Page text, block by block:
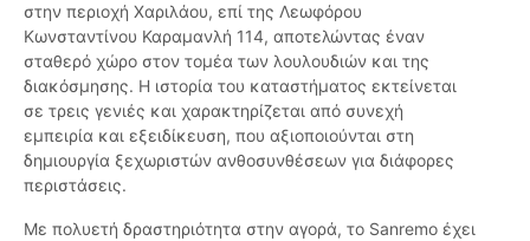
στην περιοχή Χαριλάου, επί της Λεωφόρου
Κωνσταντίνου Καραμανλή 114, αποτελώντας έναν
σταθερό χώρο στον τομέα των λουλουδιών και της
διακόσμησης. Η ιστορία του καταστήματος εκτείνεται
σε τρεις γενιές και χαρακτηρίζεται από συνεχή
εμπειρία και εξειδίκευση, που αξιοποιούνται στη
δημιουργία ξεχωριστών ανθοσυνθέσεων για διάφορες
περιστάσεις.
Με πολυετή δραστηριότητα στην αγορά, το Sanremo έχει